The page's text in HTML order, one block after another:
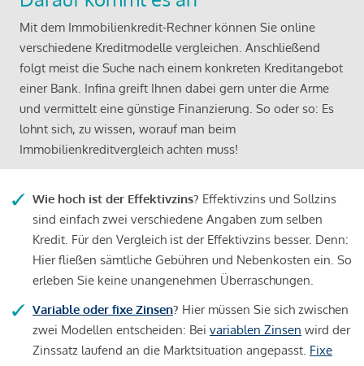
Mit dem Immobilienkredit-Rechner können Sie online
verschiedene Kreditmodelle vergleichen. Anschließend
folgt meist die Suche nach einem konkreten Kreditangebot
einer Bank. Infina greift Ihnen dabei gern unter die Arme
und vermittelt eine günstige Finanzierung. So oder so: Es
lohnt sich, zu wissen, worauf man beim
Immobilienkreditvergleich achten muss!
Wie hoch ist der Effektivzins? Effektivzins und Sollzins
sind einfach zwei verschiedene Angaben zum selben
Kredit. Für den Vergleich ist der Effektivzins besser. Denn:
Hier fließen sämtliche Gebühren und Nebenkosten ein. So
erleben Sie keine unangenehmen Überraschungen.
Variable oder fixe Zinsen? Hier müssen Sie sich zwischen
zwei Modellen entscheiden: Bei variablen Zinsen wird der
Zinssatz laufend an die Marktsituation angepasst. Fixe